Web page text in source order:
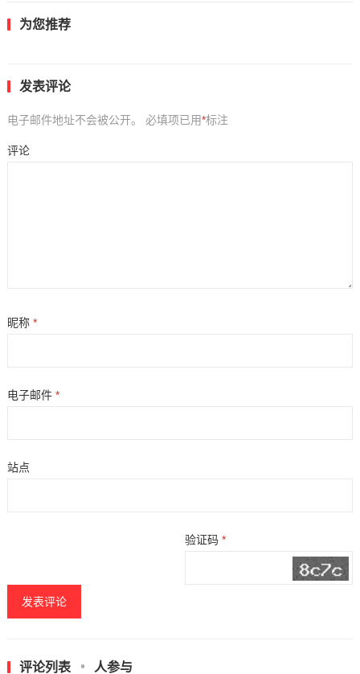
为您推荐
发表评论
电子邮件地址不会被公开。 必填项已用*标注
评论
昵称 *
电子邮件 *
站点
验证码*
评论列表 人参与